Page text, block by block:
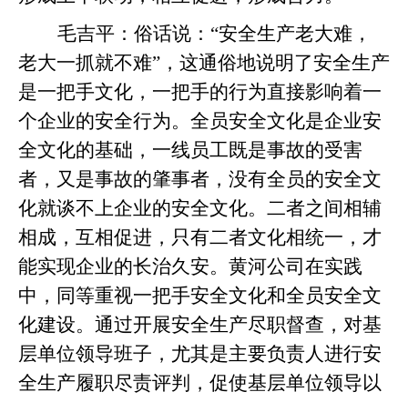
毛吉平： 俗话说：“安全生产老大难，
老大一抓就不难”，这通俗地说明了安全生产
是一把手文化，一把手的行为直接影响着一
个企业的安全行为。全员安全文化是企业安
全文化的基础，一线员工既是事故的受害
者，又是事故的肇事者，没有全员的安全文
化就谈不上企业的安全文化。二者之间相辅
相成，互相促进，只有二者文化相统一，才
能实现企业的长治久安。黄河公司在实践
中，同等重视一把手安全文化和全员安全文
化建设。通过开展安全生产尽职督查，对基
层单位领导班子，尤其是主要负责人进行安
全生产履职尽责评判，促使基层单位领导以